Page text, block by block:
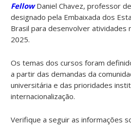
FellowDaniel Chavez, professor
designado pela Embaixada dos
Brasil para desenvolver atividades
2025.
Os temas dos cursos foram
a partir das demandas da
universitária e das prioridades
internacionalização.
Verifique a seguir as informações